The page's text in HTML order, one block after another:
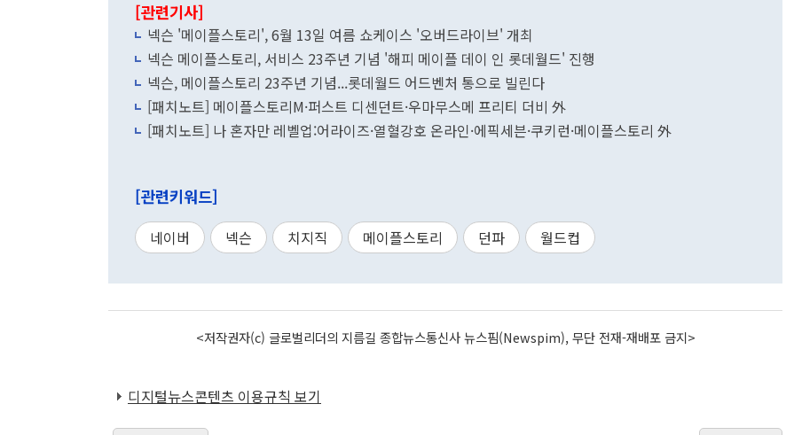
[관련기사]
넥슨 '메이플스토리', 6월 13일 여름 쇼케이스 '오버드라이브' 개최
넥슨 메이플스토리, 서비스 23주년 기념 '해피 메이플 데이 인 롯데월드' 진행
넥슨, 메이플스토리 23주년 기념...롯데월드 어드벤처 통으로 빌린다
[패치노트] 메이플스토리M·퍼스트 디센던트·우마무스메 프리티 더비 外
[패치노트] 나 혼자만 레벨업:어라이즈·열혈강호 온라인·에픽세븐·쿠키런·메이플스토리 外
[관련키워드]
네이버 넥슨 치지직 메이플스토리 던파 월드컵
<저작권자(c) 글로벌리더의 지름길 종합뉴스통신사 뉴스핌(Newspim), 무단 전재-재배포 금지>
디지털뉴스콘텐츠 이용규칙 보기